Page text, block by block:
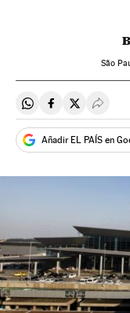
São
Compartir en
Compartir en
Compartir
Añadir EL PAÍS en